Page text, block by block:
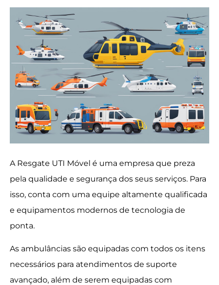
A Resgate UTI Móvel é uma empresa que preza
pela qualidade e segurança dos seus serviços. Para
isso, conta com uma equipe altamente qualificada
e equipamentos modernos de tecnologia de
ponta.
As ambulâncias são equipadas com todos os itens
necessários para atendimentos de suporte
avançado, além de serem equipadas com